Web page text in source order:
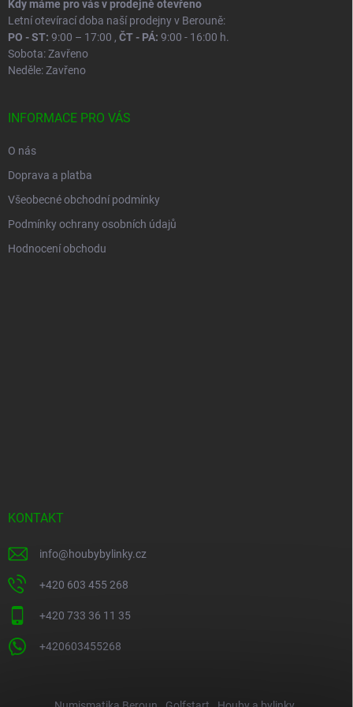
Kdy máme pro vás v prodejně otevřeno
Letní otevírací doba naší prodejny v Berouně:
PO - ST: 9:00 – 17:00 , ČT - PÁ: 9:00 - 16:00 h.
Sobota: Zavřeno
Neděle: Zavřeno
INFORMACE PRO VÁS
O nás
Doprava a platba
Všeobecné obchodní podmínky
Podmínky ochrany osobních údajů
Hodnocení obchodu
KONTAKT
info@houbybylinky.cz
+420 603 455 268
+420 733 36 11 35
+420603455268